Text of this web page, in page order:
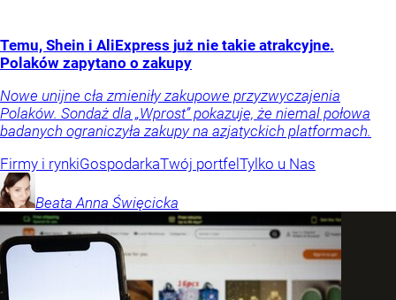
Temu, Shein i AliExpress już nie takie atrakcyjne.
Polaków zapytano o zakupy
Nowe unijne cła zmieniły zakupowe przyzwyczajenia
Polaków. Sondaż dla „Wprost” pokazuje, że niemal połowa
badanych ograniczyła zakupy na azjatyckich platformach.
Firmy i rynkiGospodarkaTwój portfelTylko u Nas
Beata Anna Święcicka